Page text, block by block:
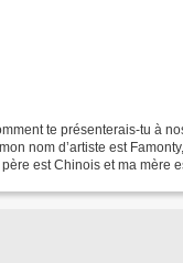
te présenterais-tu à
nom d’artiste est
est Chinois et ma mère